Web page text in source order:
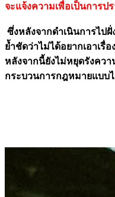
จะแจ้งความเพื่อเป็นการ
ซึ่งหลังจากดำเนินการไป
ย้ำชัดว่าไม่ได้อยากเอาเรื่
หลังจากนี้ยังไม่หยุดรังคว
กระบวนการกฎหมายแบบ